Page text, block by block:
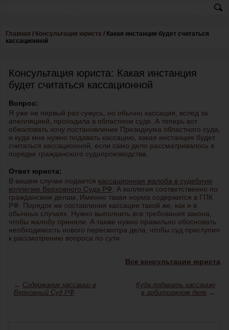
Главная / Консультация юриста / Какая инстанция будет считаться
кассационной
Консультация юриста: Какая инстанция
будет считаться кассационной
Вопрос:
Я уже не первый раз сужусь, но обычно кассация, вслед за
апелляцией, проходила в областном суде. А теперь вот
обжаловать хочу постановление Президиума областного суда,
и куда мне нужно подавать кассацию, какая инстанция будет
считаться кассационной, если само дело рассматривалось в
порядке гражданского судопроизводства.
Ответ юриста:
В вашем случае подается кассационная жалоба в судебную
коллегию Верховного Суда РФ. А коллегия соответственно по
гражданским делам. Именно такая норма содержится в ГПК
РФ. Порядок же составления кассации такой же, как и в
обычных случаях. Нужно выполнить все требования закона,
чтобы жалобу приняли. А также нужно правильно обосновать
необходимость нового пересмотра дела, чтобы суд приступил
к рассмотрению вопроса по сути.
Все консультации юриста
← Содержание кассации в
Верховный Суд РФ
Куда подавать кассацию
в арбитражном деле →